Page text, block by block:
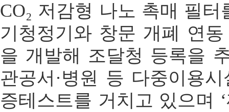
CO₂ 저감형 나노 촉매 필
기청정기와 창문 개폐 연
을 개발해 조달청 등록을
관공서·병원 등 다중이용
증테스트를 거치고 있으며